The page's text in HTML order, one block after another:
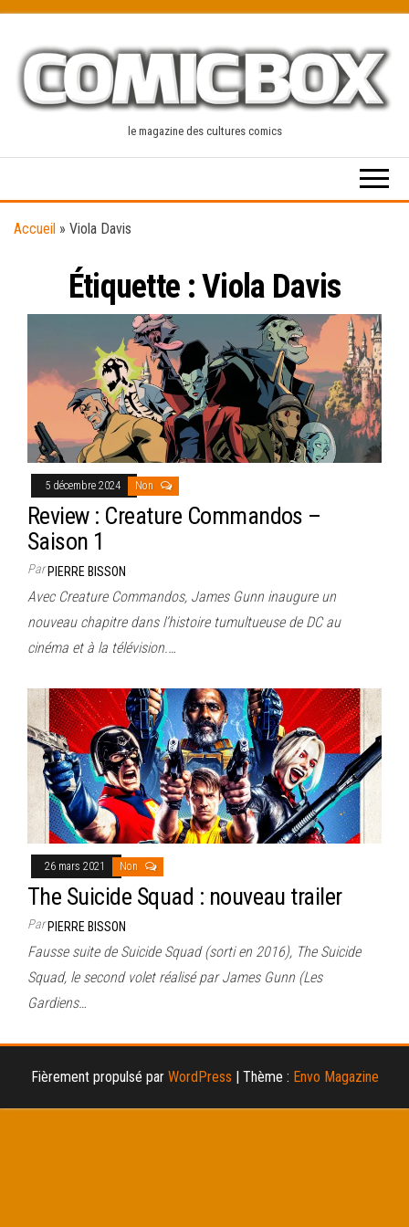
content
le magazine des cultures comics
Accueil » Viola Davis
Étiquette :Viola Davis
5 décembre 2024 Non
Review : Creature Commandos –
Saison 1
ParPIERRE BISSON
Avec Creature Commandos, James Gunn inaugure un
nouveau chapitre dans l’histoire tumultueuse de DC au
cinéma et à la télévision.…
26 mars 2021 Non
The Suicide Squad : nouveau trailer
ParPIERRE BISSON
Fausse suite de Suicide Squad (sorti en 2016), The Suicide
Squad, le second volet réalisé par James Gunn (Les
Gardiens…
Fièrement propulsé par WordPress | Thème : Envo Magazine